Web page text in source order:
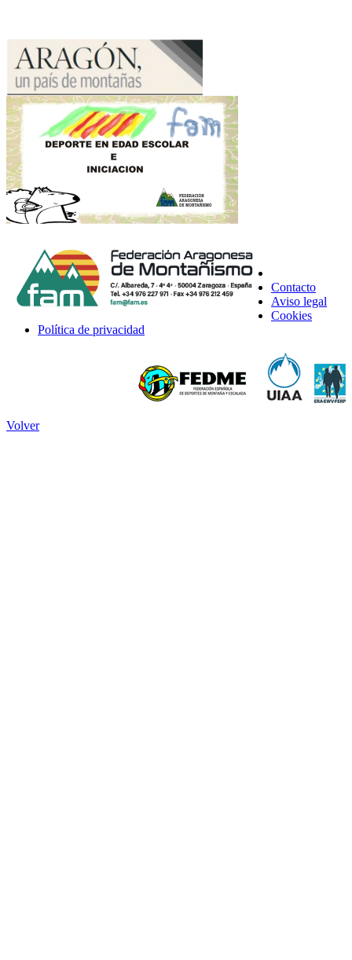
Contacto
Aviso legal
Cookies
Política de privacidad
Volver